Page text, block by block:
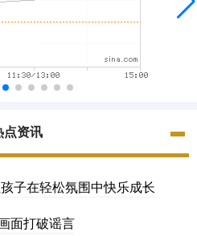
点资讯
子在轻松氛围中快乐成长
面打破谣言